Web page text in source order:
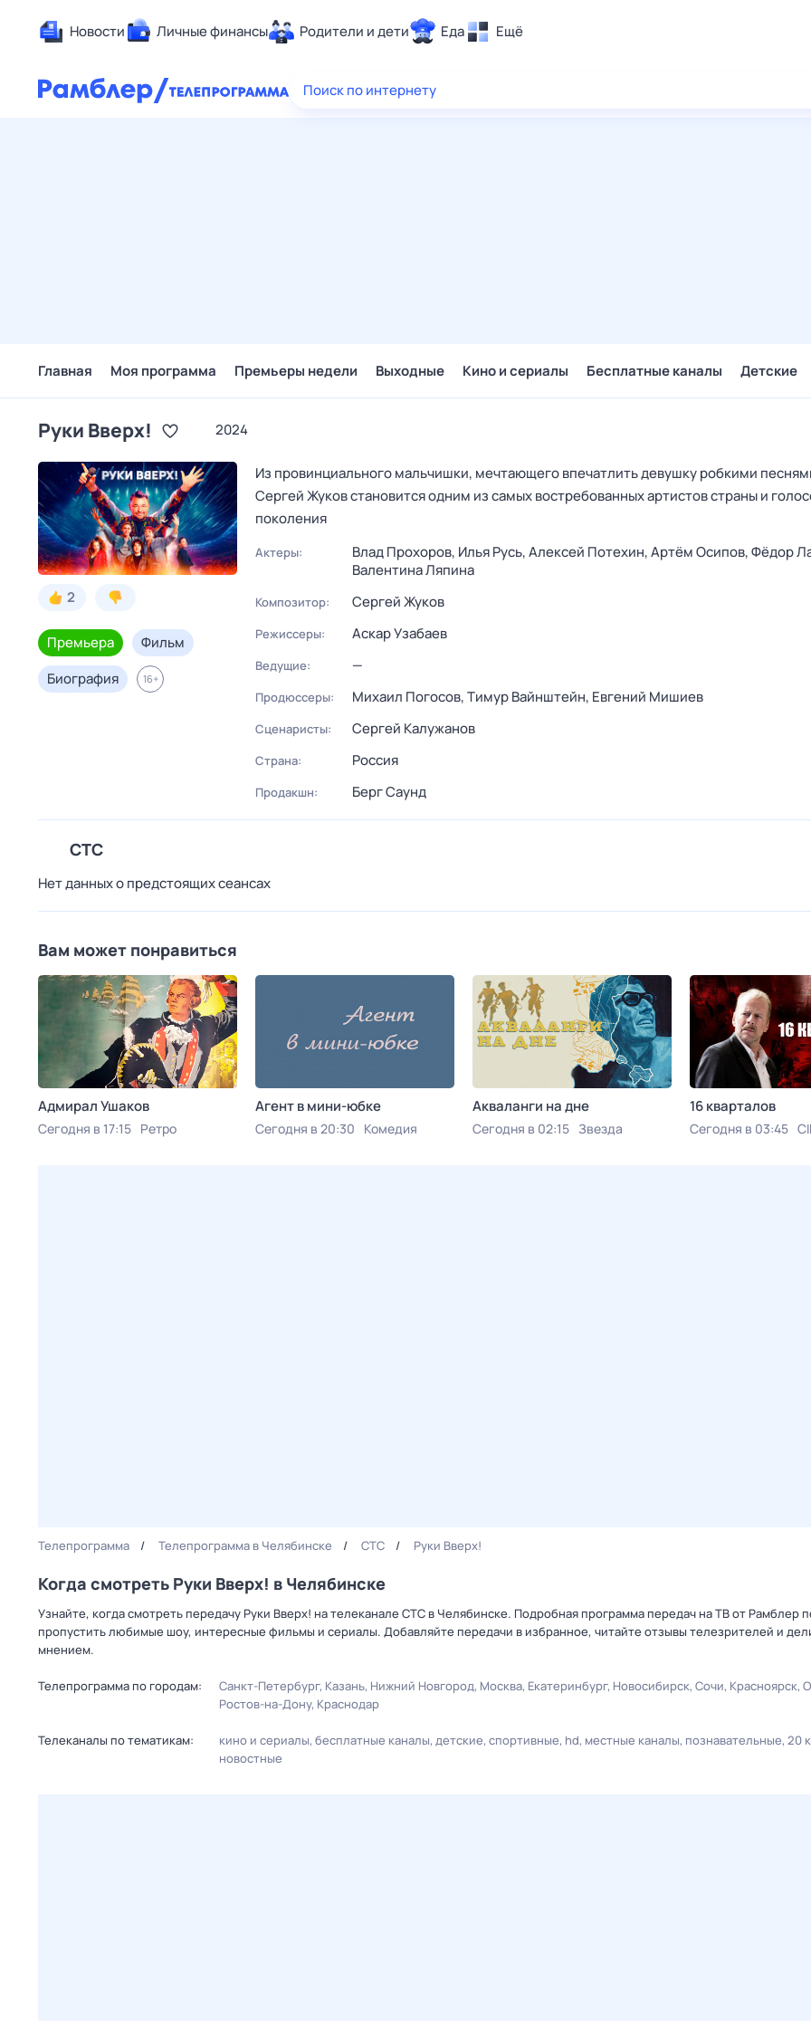
Новости Личные финансы Родители и дети Еда Ещё
Здоровье
Поиск по интернету
Главная Моя программа Премьеры недели Выходные Кино и сериалы Бесплатные каналы Детские
Руки Вверх! 2024
2
Премьера
Фильм
Биография
16+
Из провинциального мальчишки, мечтающего впечатлить девушку робкими
Сергей Жуков становится одним из самых востребованных артистов страны и
поколения
Актеры: Влад Прохоров, Илья Русь,Алексей Потехин,Артём Осипов,Фёдор
Валентина Ляпина
Композитор: Сергей Жуков
Режиссеры: Аскар Узабаев
Ведущие: —
Продюссеры: Михаил Погосов,Тимур Вайнштейн, Евгений Мишиев
Сценаристы: Сергей Калужанов
Страна: Россия
Продакшн: Берг Саунд
СТС
Нет данных о предстоящих сеансах
Вам может понравиться
Адмирал Ушаков
Сегодня в 17:15 Ретро
Агент в мини-юбке
Сегодня в 20:30 Комедия
Акваланги на дне
Сегодня в 02:15 Звезда
16 кварталов
Сегодня в 03:45
Телепрограмма Телепрограмма в Челябинске СТС Руки Вверх!
Когда смотреть Руки Вверх! в Челябинске
Узнайте, когда смотреть передачу Руки Вверх! на телеканале СТС в Челябинске. Подробная программа передач на ТВ от Рамблер
пропустить любимые шоу, интересные фильмы и сериалы. Добавляйте передачи в избранное, читайте отзывы телезрителей и
мнением.
Телепрограмма по городам: Санкт-Петербург Казань Нижний Новгород Москва Екатеринбург Новосибирск Сочи Красноярск
Ростов-на-Дону Краснодар
Телеканалы по тематикам: кино и сериалы бесплатные каналы детские спортивные hd местные каналы познавательные 20
новостные